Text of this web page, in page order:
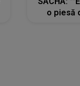
o piesă